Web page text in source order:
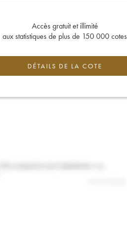
Accès gratuit et illimité
aux statistiques de plus de 150 000 cotes
DÉTAILS DE LA COTE